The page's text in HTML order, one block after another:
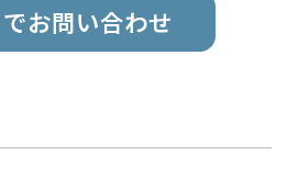
お問い合わせ